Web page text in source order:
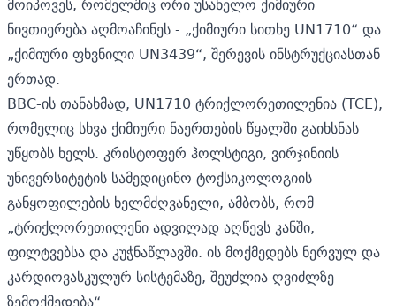
ნივთიერება აღმოაჩინეს - „ქიმიური სითხე UN1710“ და
„ქიმიური ფხვნილი UN3439“, შერევის ინსტრუქციასთან
ერთად.
BBC-ის თანახმად, UN1710 ტრიქლორეთილენია (TCE),
რომელიც სხვა ქიმიური ნაერთების წყალში გაიხსნას
უწყობს ხელს. კრისტოფერ ჰოლსტიგი, ვირჯინიის
უნივერსიტეტის სამედიცინო ტოქსიკოლოგიის
განყოფილების ხელმძღვანელი, ამბობს, რომ
„ტრიქლორეთილენი ადვილად აღწევს კანში,
ფილტვებსა და კუჭნაწლავში. ის მოქმედებს ნერვულ და
კარდიოვასკულურ სისტემაზე, შეუძლია ღვიძლზე